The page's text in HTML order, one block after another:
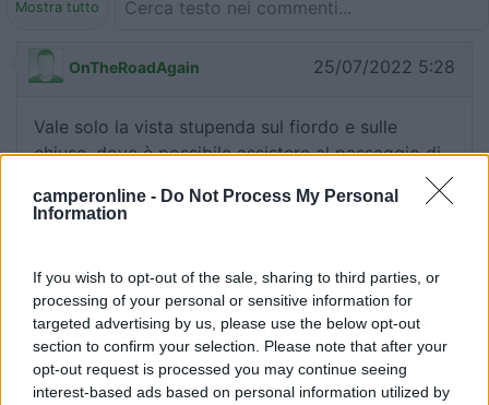
camperonline - Do Not Process My Personal
Information
If you wish to opt-out of the sale, sharing to third parties, or
processing of your personal or sensitive information for
targeted advertising by us, please use the below opt-out
section to confirm your selection. Please note that after your
opt-out request is processed you may continue seeing
interest-based ads based on personal information utilized by
Mostra tutto
OnTheRoadAgain 25/07/2022 5:28
Vale solo la vista stupenda sul fiordo e sulle
chiuse, dove è possibile assistere al passaggio di
enormi navi a pochi metri di distanza. Per il resto
piazzole risicate, no carico/scarico, corrente 5
distano oltre un chilometro. Affianco alla sosta,
chioschetto che prepara piattini di pesce da
degustare ai tavolini con vista fiordo.
Accessibilità Posizione Prezzo Punto ristoro
Servizi